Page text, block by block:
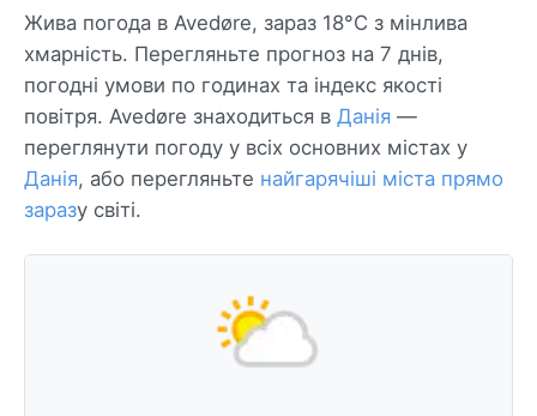
Жива погода в Avedøre, зараз 18°C з мінлива
хмарність. Перегляньте прогноз на 7 днів,
погодні умови по годинах та індекс якості
повітря. Avedøre знаходиться в Данія —
переглянути погоду у всіх основних містах у
Данія, або перегляньте найгарячіші міста прямо
заразу світі.